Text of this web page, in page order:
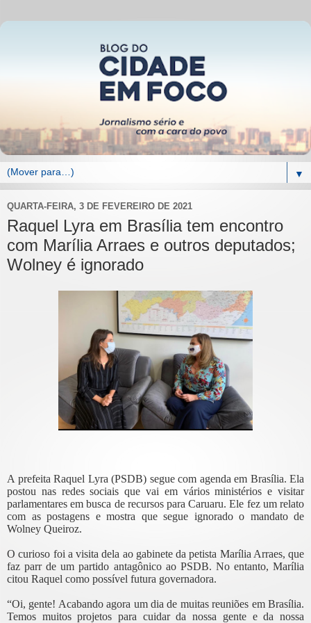
▼
QUARTA-FEIRA, 3 DE FEVEREIRO DE 2021
Raquel Lyra em Brasília tem encontro
com Marília Arraes e outros deputados;
Wolney é ignorado
A prefeita Raquel Lyra (PSDB) segue com agenda em Brasília. Ela
postou nas redes sociais que vai em vários ministérios e visitar
parlamentares em busca de recursos para Caruaru. Ele fez um relato
com as postagens e mostra que segue ignorado o mandato de
Wolney Queiroz.
O curioso foi a visita dela ao gabinete da petista Marília Arraes, que
faz parr de um partido antagônico ao PSDB. No entanto, Marília
citou Raquel como possível futura governadora.
“Oi, gente! Acabando agora um dia de muitas reuniões em Brasília.
Temos muitos projetos para cuidar da nossa gente e da nossa